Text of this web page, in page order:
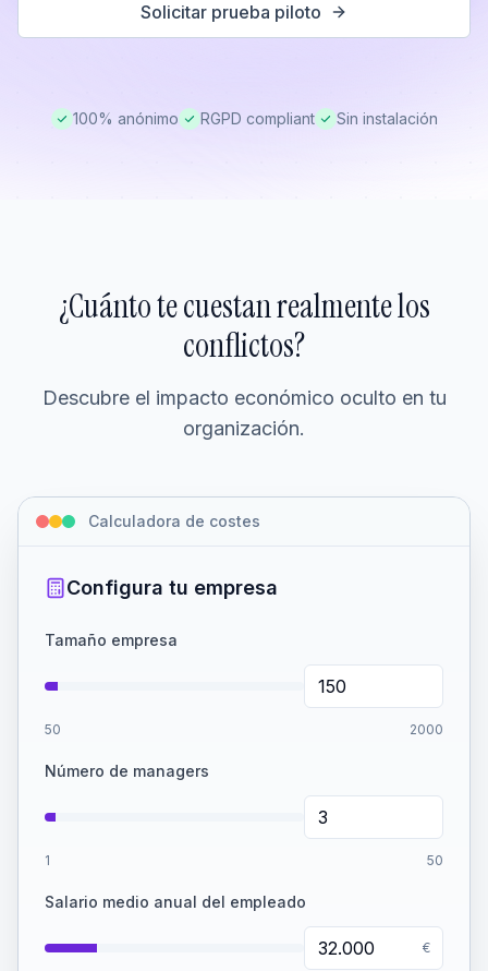
Solicitar prueba piloto
100% anónimo RGPD compliant Sin instalación
¿Cuánto te cuestan realmente los
conflictos?
Descubre el impacto económico oculto en tu
organización.
Calculadora de costes
Configura tu empresa
Tamaño empresa
50 2000
Número de managers
1 50
Salario medio anual del empleado
€